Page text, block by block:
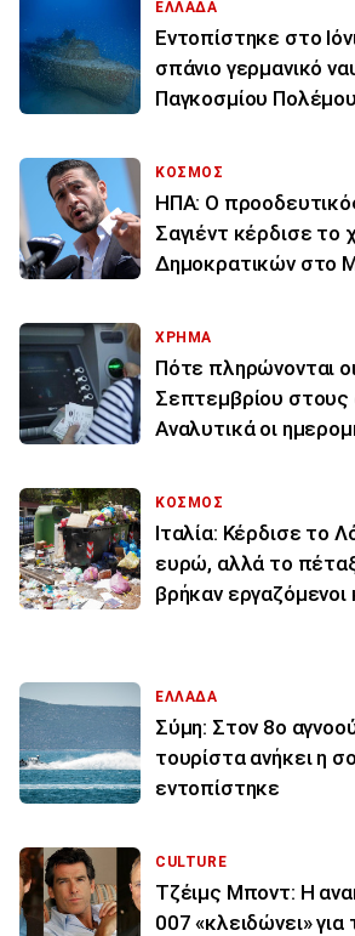
ΕΛΛΑΔΑ
Εντοπίστηκε στο
σπάνιο γερμανικό
Παγκοσμίου Πολέμου
ΚΟΣΜΟΣ
ΗΠΑ: Ο
Σαγιέντ κέρδισε το
Δημοκρατικών στο
ΧΡΗΜΑ
Πότε πληρώνονται
Σεπτεμβρίου στους
Αναλυτικά οι
ΚΟΣΜΟΣ
Ιταλία: Κέρδισε το
ευρώ, αλλά το
βρήκαν
ΕΛΛΑΔΑ
Σύμη: Στον 8ο
τουρίστα ανήκει η
εντοπίστηκε
CULTURE
Τζέιμς Μποντ: Η
007 «κλειδώνει»